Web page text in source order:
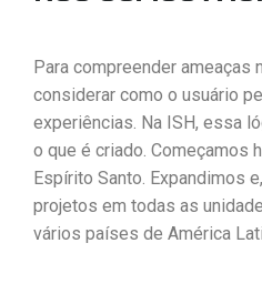
Para compreender ameaças
considerar como o usuário
experiências. Na ISH, essa
o que é criado. Começamos
Espírito Santo. Expandimos
projetos em todas as
vários países de América